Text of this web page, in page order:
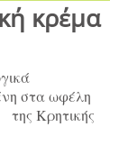
κρέμα
στα ωφέλη